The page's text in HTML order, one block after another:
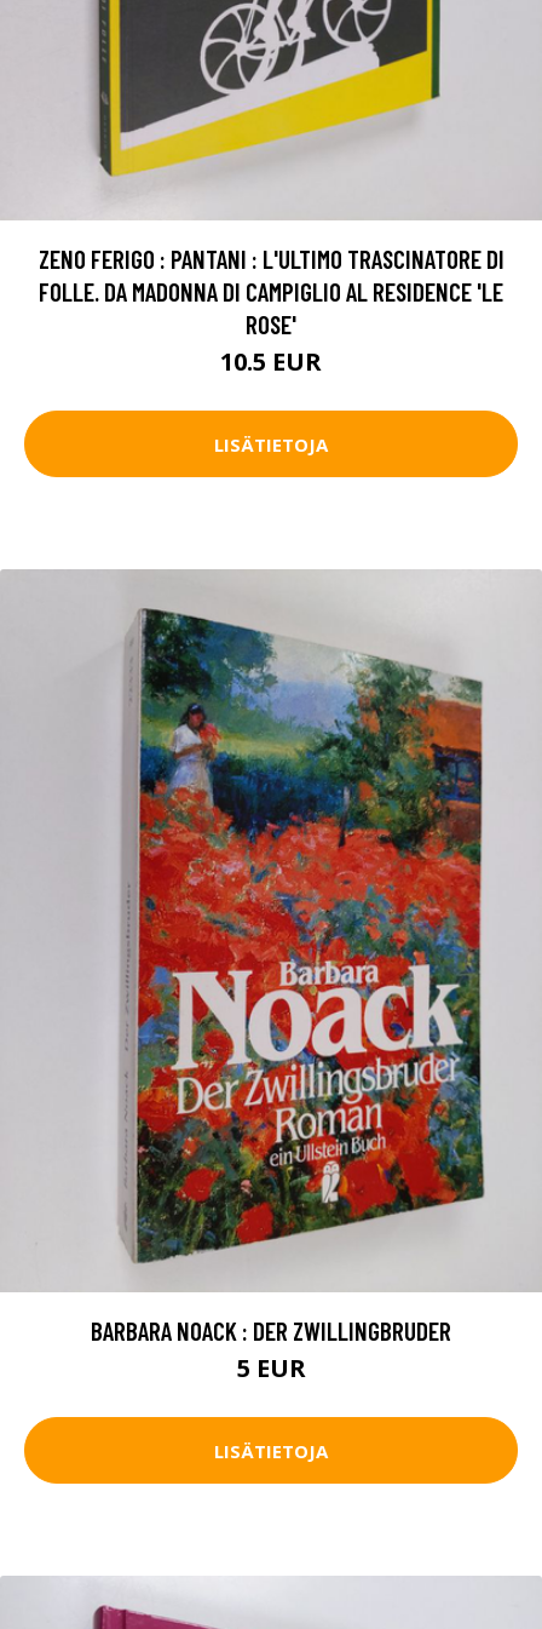
ZENO FERIGO : PANTANI : L'ULTIMO TRASCINATORE DI
FOLLE. DA MADONNA DI CAMPIGLIO AL RESIDENCE 'LE
ROSE'
10.5 EUR
LISÄTIETOJA
BARBARA NOACK : DER ZWILLINGBRUDER
5 EUR
LISÄTIETOJA